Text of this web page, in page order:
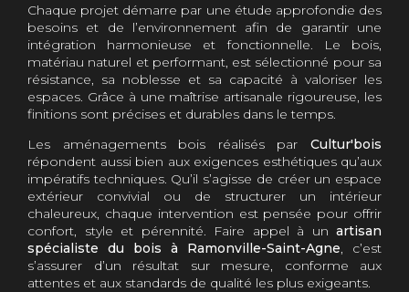
Chaque projet démarre par une étude approfondie des
besoins et de l’environnement afin de garantir une
intégration harmonieuse et fonctionnelle. Le bois,
matériau naturel et performant, est sélectionné pour sa
résistance, sa noblesse et sa capacité à valoriser les
espaces. Grâce à une maîtrise artisanale rigoureuse, les
finitions sont précises et durables dans le temps.
Les aménagements bois réalisés par Cultur'bois
répondent aussi bien aux exigences esthétiques qu’aux
impératifs techniques. Qu’il s’agisse de créer un espace
extérieur convivial ou de structurer un intérieur
chaleureux, chaque intervention est pensée pour offrir
confort, style et pérennité. Faire appel à un artisan
spécialiste du bois à Ramonville-Saint-Agne, c’est
s’assurer d’un résultat sur mesure, conforme aux
attentes et aux standards de qualité les plus exigeants.